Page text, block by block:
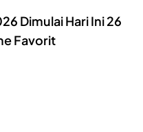
Dimulai Hari Ini 26
Favorit